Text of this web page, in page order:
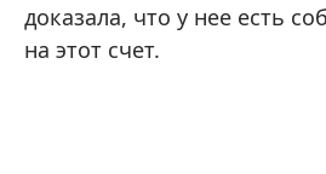
доказала, что у нее есть
на этот счет.